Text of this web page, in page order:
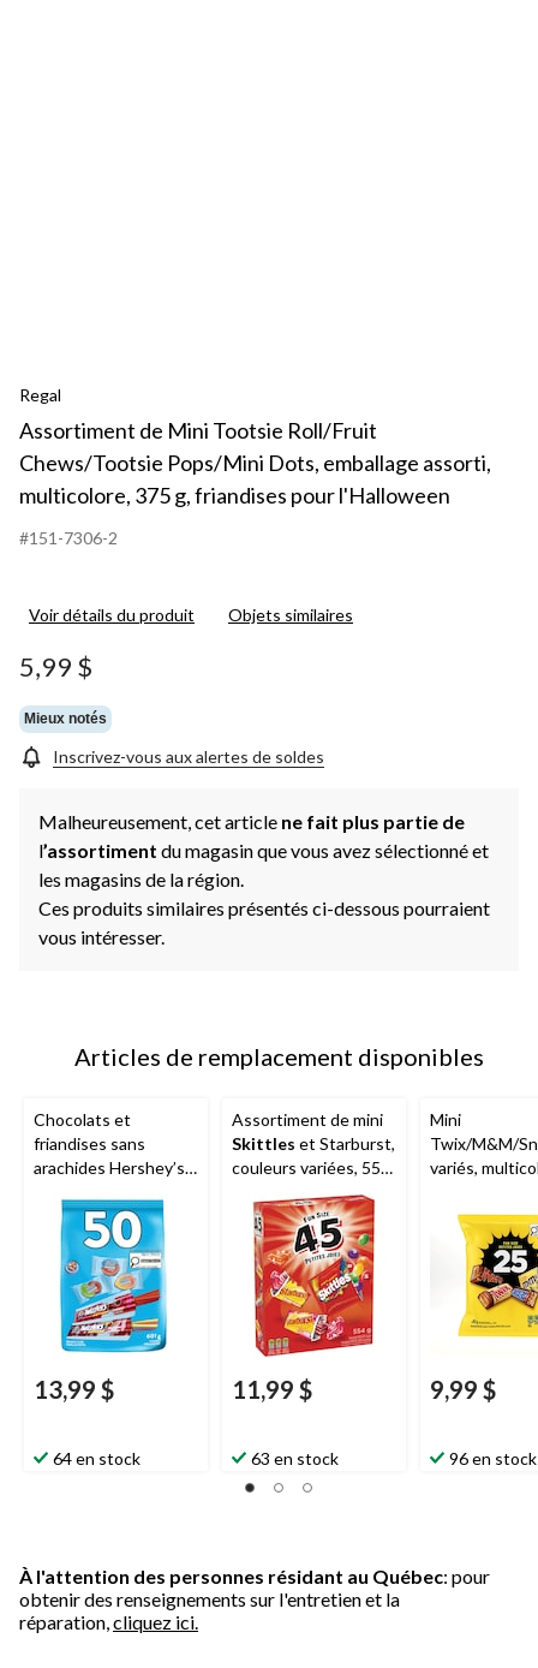
Regal
Assortiment de Mini Tootsie Roll/Fruit
Chews/Tootsie Pops/Mini Dots, emballage assorti,
multicolore, 375 g, friandises pour l'Halloween
#151-7306-2
Voir détails du produit Objets similaires
5,99 $
Mieux notés
Inscrivez-vous aux alertes de soldes
Malheureusement, cet article ne fait plus partie de
l’assortiment du magasin que vous avez sélectionné et
les magasins de la région.
Ces produits similaires présentés ci-dessous pourraient
vous intéresser.
Articles de remplacement disponibles
Chocolats et
friandises sans
arachides Hershey’s,
13,99 $
64 en stock
Assortiment de mini
Skittles et Starburst,
couleurs variées, 554
g, paq. 45, friandises
pour l'Halloween
11,99 $
63 en stock
Mini
Twix/M&M/
variés,
friandises
l'Halloween
9,99 $
96 en stock
À l'attention des personnes résidant au Québec: pour
obtenir des renseignements sur l'entretien et la
réparation,cliquez ici.